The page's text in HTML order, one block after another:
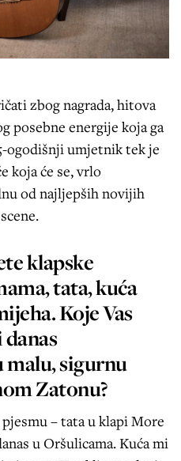
zbog nagrada, hitova
posebne energije koja ga
ogodišnji umjetnik tek je
koja će se, vrlo
od najljepših novijih
klapske
tata, kuća
Koje Vas
sigurnu
Zatonu?
– tata u klapi More
u Oršulicama. Kuća mi